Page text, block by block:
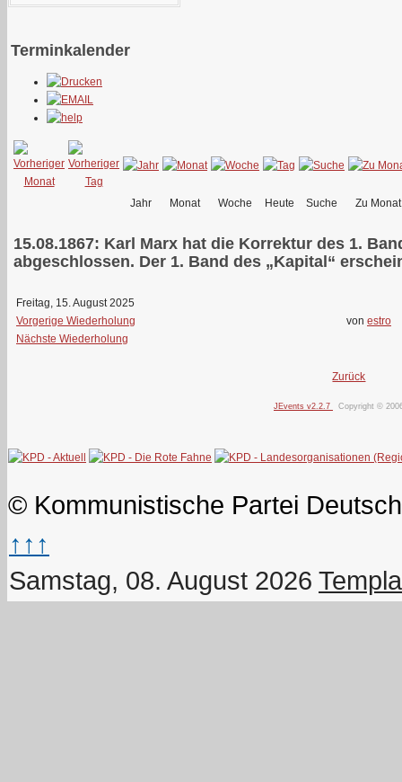
Terminkalender
Jahr Monat Woche Heute Suche Zu Monat
15.08.1867: Karl Marx hat die Korrektur des 1.
abgeschlossen. Der 1. Band des „Kapital“
Freitag, 15. August 2025
Vorgerige Wiederholung
Nächste Wiederholung
von estro
Zurück
JEvents v2.2.7 Copyright ©
© Kommunistische Partei
↑↑↑
Samstag, 08. August 2026